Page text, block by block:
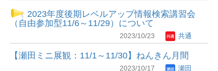
2023年度後期レベルアップ情報検索講習会
（自由参加型11/6～11/29）について
2023/10/23 共通
【瀬田ミニ展観：11/1～11/30】ねんきん月間
2023/10/17 瀬田